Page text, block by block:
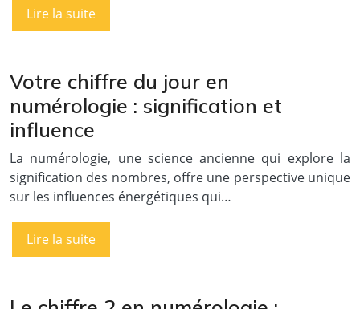
Lire la suite
Votre chiffre du jour en
numérologie : signification et
influence
La numérologie, une science ancienne qui explore la
signification des nombres, offre une perspective unique
sur les influences énergétiques qui…
Lire la suite